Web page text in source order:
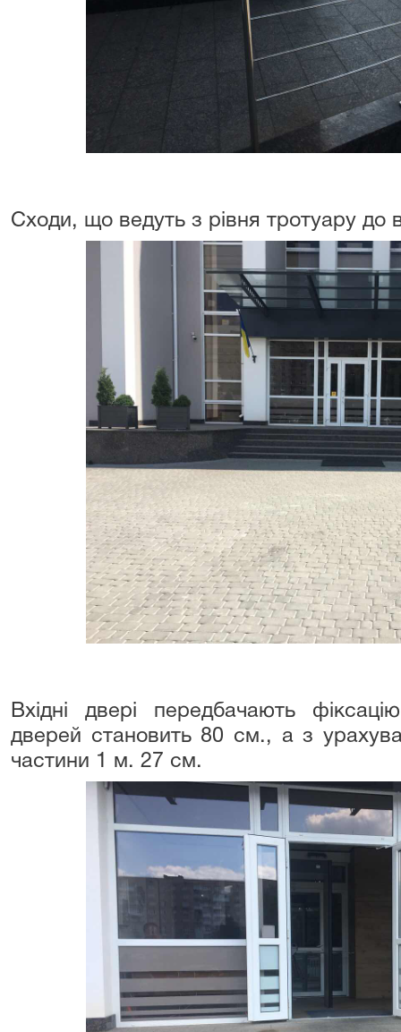
Сходи, що ведуть з рівня тротуару до
Вхідні двері передбачають
дверей становить 80 см., а з
частини 1 м. 27 см.